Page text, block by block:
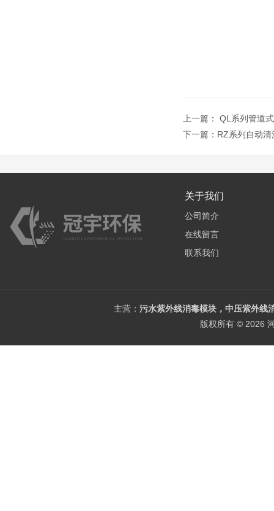
上一篇： QL系列管道
下一篇： RZ系列自动
关于我们
公司简介
在线留言
联系我们
主营： 污水紫外线消毒模块，中压紫外线
版权所有 © 2026